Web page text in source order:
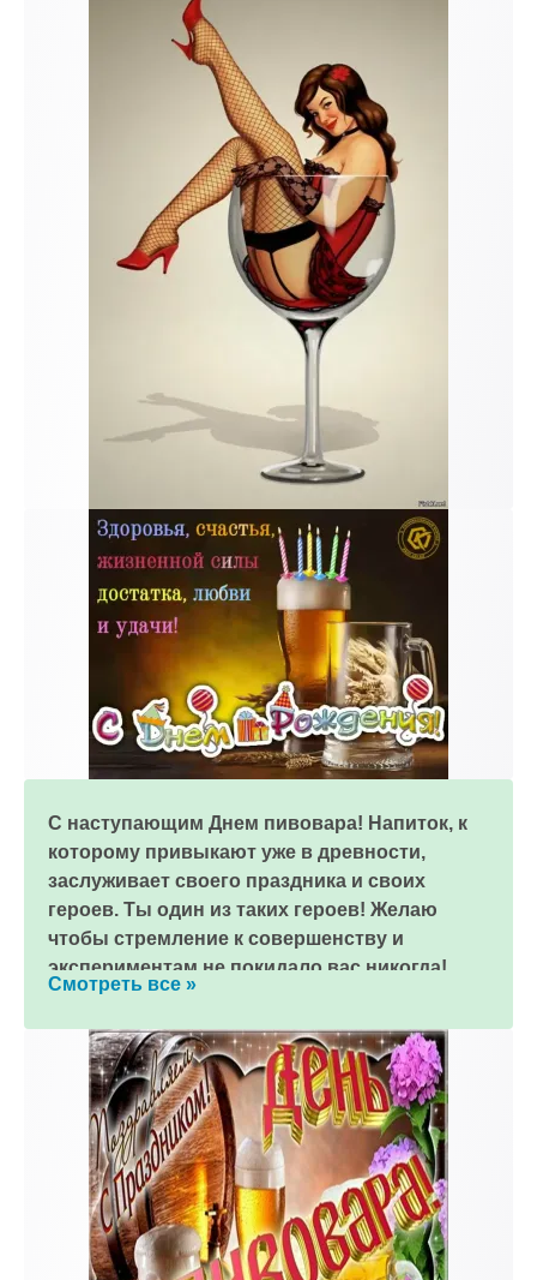
С наступающим Днем пивовара! Напиток, к
которому привыкают уже в древности,
заслуживает своего праздника и своих
героев. Ты один из таких героев! Желаю
чтобы стремление к совершенству и
экспериментам не покидало вас никогда!
Смотреть все »